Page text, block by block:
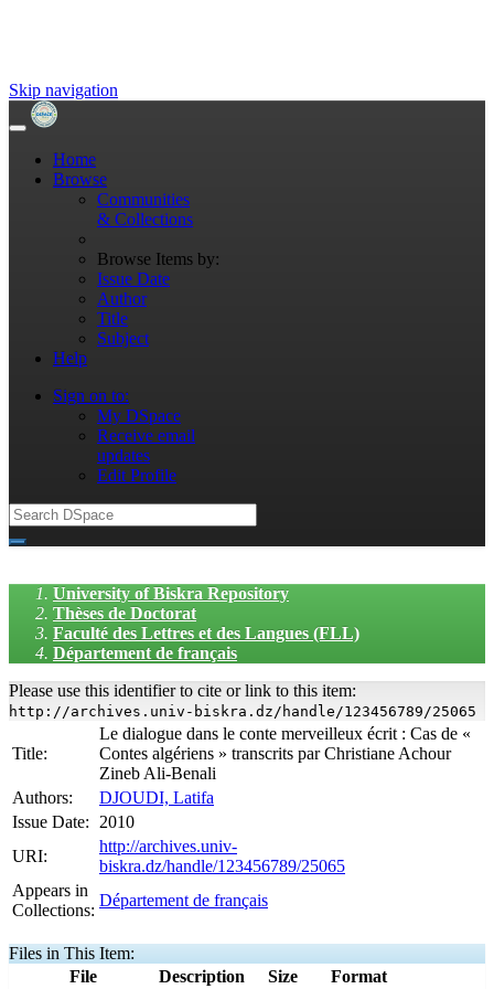
Skip navigation
Home
Browse
Communities
& Collections
Browse Items by:
Issue Date
Author
Title
Subject
Help
Sign on to:
My DSpace
Receive email
updates
Edit Profile
University of Biskra Repository
Thèses de Doctorat
Faculté des Lettres et des Langues (FLL)
Département de français
Please use this identifier to cite or link to this item:
http://archives.univ-biskra.dz/handle/123456789/25065
Title:
Le dialogue dans le conte merveilleux écrit : Cas de «
Contes algériens » transcrits par Christiane Achour
Zineb Ali-Benali
Authors:
DJOUDI, Latifa
Issue Date:
2010
URI:
http://archives.univ-
biskra.dz/handle/123456789/25065
Appears in
Collections:
Département de français
Files in This Item:
File
Description Size Format